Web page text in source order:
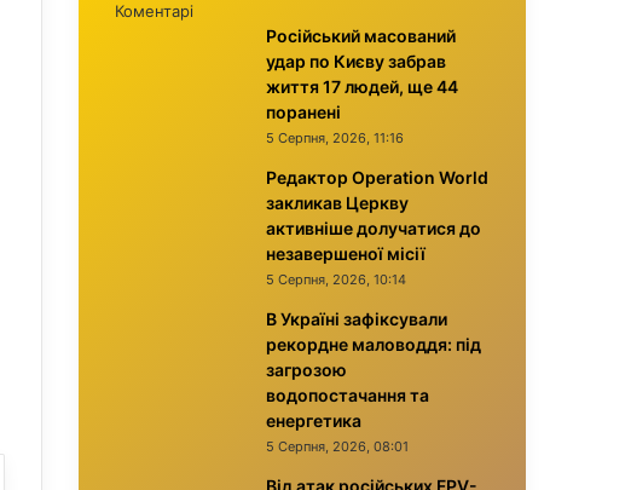
Коментарі
Російський масований
удар по Києву забрав
життя 17 людей, ще 44
поранені
5 Серпня, 2026, 11:16
Редактор Operation World
закликав Церкву
активніше долучатися до
незавершеної місії
5 Серпня, 2026, 10:14
В Україні зафіксували
рекордне маловоддя: під
загрозою
водопостачання та
енергетика
5 Серпня, 2026, 08:01
Від атак російських FPV-